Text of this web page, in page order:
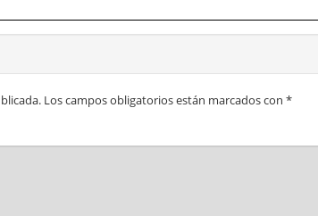
Los campos obligatorios están marcados con *